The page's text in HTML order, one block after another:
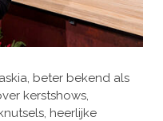
beter bekend als
kerstshows,
heerlijke